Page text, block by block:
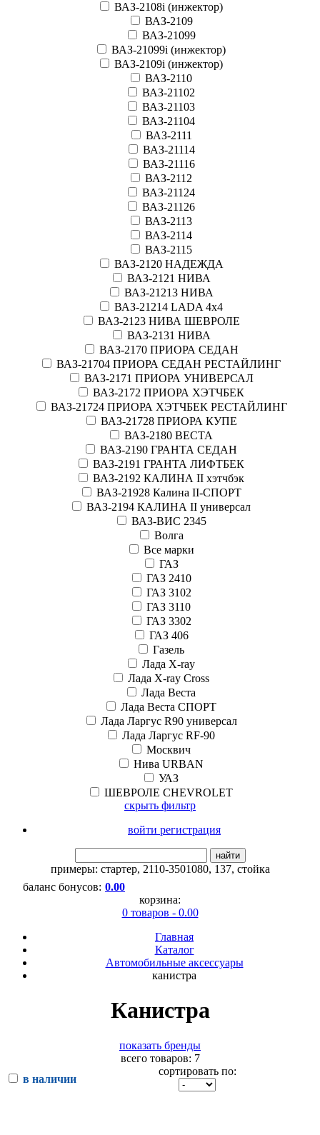
ВАЗ-2108i (инжектор)
ВАЗ-2109
ВАЗ-21099
ВАЗ-21099i (инжектор)
ВАЗ-2109i (инжектор)
ВАЗ-2110
ВАЗ-21102
ВАЗ-21103
ВАЗ-21104
ВАЗ-2111
ВАЗ-21114
ВАЗ-21116
ВАЗ-2112
ВАЗ-21124
ВАЗ-21126
ВАЗ-2113
ВАЗ-2114
ВАЗ-2115
ВАЗ-2120 НАДЕЖДА
ВАЗ-2121 НИВА
ВАЗ-21213 НИВА
ВАЗ-21214 LADA 4х4
ВАЗ-2123 НИВА ШЕВРОЛЕ
ВАЗ-2131 НИВА
ВАЗ-2170 ПРИОРА СЕДАН
ВАЗ-21704 ПРИОРА СЕДАН РЕСТАЙЛИНГ
ВАЗ-2171 ПРИОРА УНИВЕРСАЛ
ВАЗ-2172 ПРИОРА ХЭТЧБЕК
ВАЗ-21724 ПРИОРА ХЭТЧБЕК РЕСТАЙЛИНГ
ВАЗ-21728 ПРИОРА КУПЕ
ВАЗ-2180 ВЕСТА
ВАЗ-2190 ГРАНТА СЕДАН
ВАЗ-2191 ГРАНТА ЛИФТБЕК
ВАЗ-2192 КАЛИНА II хэтчбэк
ВАЗ-21928 Калина II-СПОРТ
ВАЗ-2194 КАЛИНА II универсал
ВАЗ-ВИС 2345
Волга
Все марки
ГАЗ
ГАЗ 2410
ГАЗ 3102
ГАЗ 3110
ГАЗ 3302
ГАЗ 406
Газель
Лада X-ray
Лада X-ray Cross
Лада Веста
Лада Веста СПОРТ
Лада Ларгус R90 универсал
Лада Ларгус RF-90
Москвич
Нива URBAN
УАЗ
ШЕВРОЛЕ CHEVROLET
скрыть фильтр
войти регистрация
найти
примеры: стартер, 2110-3501080, 137, стойка
баланс бонусов: 0.00
корзина:
0 товаров - 0.00
Главная
Каталог
Автомобильные аксессуары
канистра
Канистра
показать бренды
всего товаров: 7
в наличии
сортировать по: